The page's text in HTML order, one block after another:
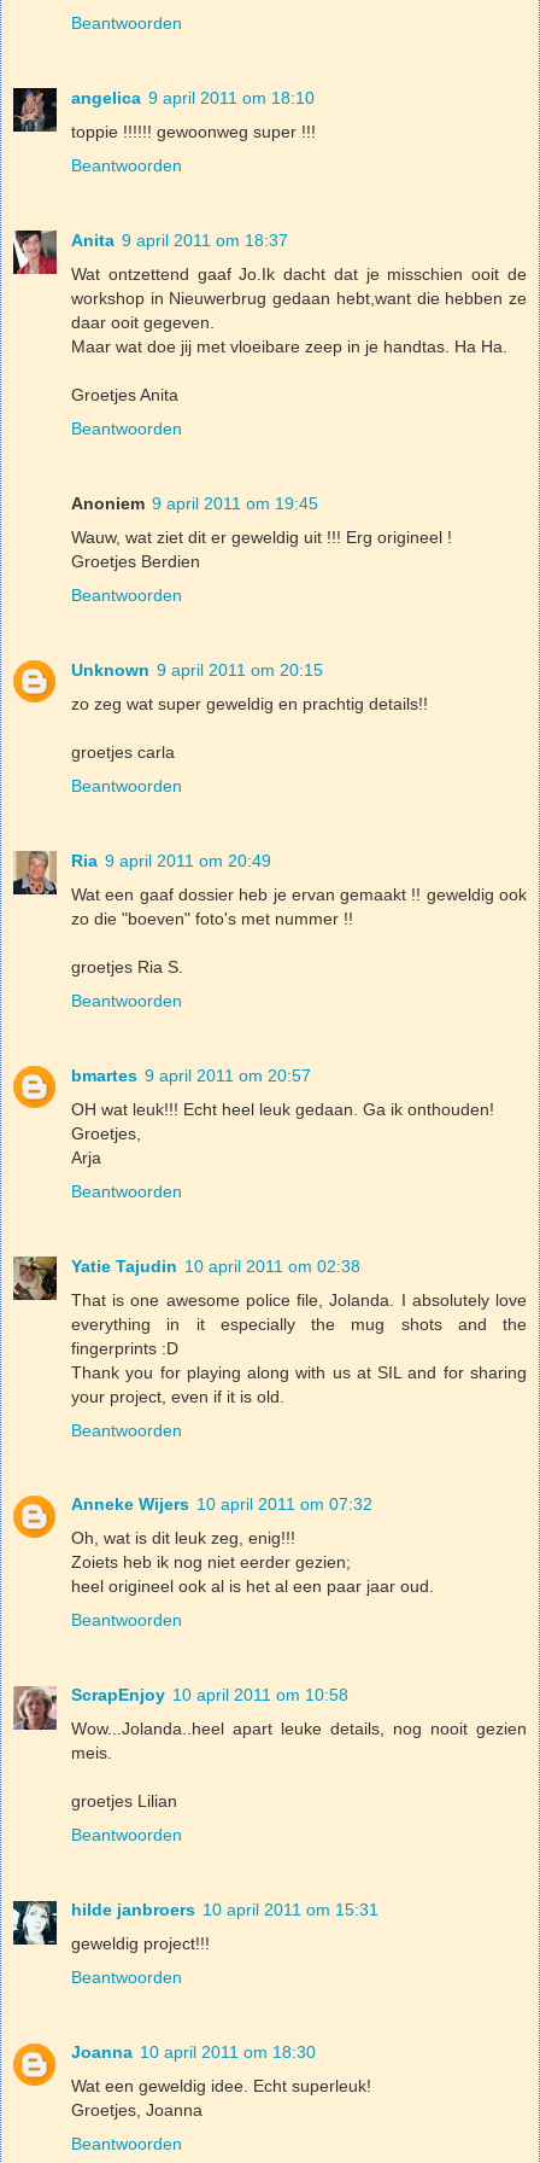
Beantwoorden
angelica 9 april 2011 om 18:10
toppie !!!!!! gewoonweg super !!!
Beantwoorden
Anita 9 april 2011 om 18:37
Wat ontzettend gaaf Jo.Ik dacht dat je misschien ooit de
workshop in Nieuwerbrug gedaan hebt,want die hebben ze
daar ooit gegeven.
Maar wat doe jij met vloeibare zeep in je handtas. Ha Ha.
Groetjes Anita
Beantwoorden
Anoniem 9 april 2011 om 19:45
Wauw, wat ziet dit er geweldig uit !!! Erg origineel !
Groetjes Berdien
Beantwoorden
Unknown 9 april 2011 om 20:15
zo zeg wat super geweldig en prachtig details!!
groetjes carla
Beantwoorden
Ria 9 april 2011 om 20:49
Wat een gaaf dossier heb je ervan gemaakt !! geweldig ook
zo die "boeven" foto's met nummer !!
groetjes Ria S.
Beantwoorden
bmartes 9 april 2011 om 20:57
OH wat leuk!!! Echt heel leuk gedaan. Ga ik onthouden!
Groetjes,
Arja
Beantwoorden
Yatie Tajudin 10 april 2011 om 02:38
That is one awesome police file, Jolanda. I absolutely love
everything in it especially the mug shots and the
fingerprints :D
Thank you for playing along with us at SIL and for sharing
your project, even if it is old.
Beantwoorden
Anneke Wijers 10 april 2011 om 07:32
Oh, wat is dit leuk zeg, enig!!!
Zoiets heb ik nog niet eerder gezien;
heel origineel ook al is het al een paar jaar oud.
Beantwoorden
ScrapEnjoy 10 april 2011 om 10:58
Wow...Jolanda..heel apart leuke details, nog nooit gezien
meis.
groetjes Lilian
Beantwoorden
hilde janbroers 10 april 2011 om 15:31
geweldig project!!!
Beantwoorden
Joanna 10 april 2011 om 18:30
Wat een geweldig idee. Echt superleuk!
Groetjes, Joanna
Beantwoorden